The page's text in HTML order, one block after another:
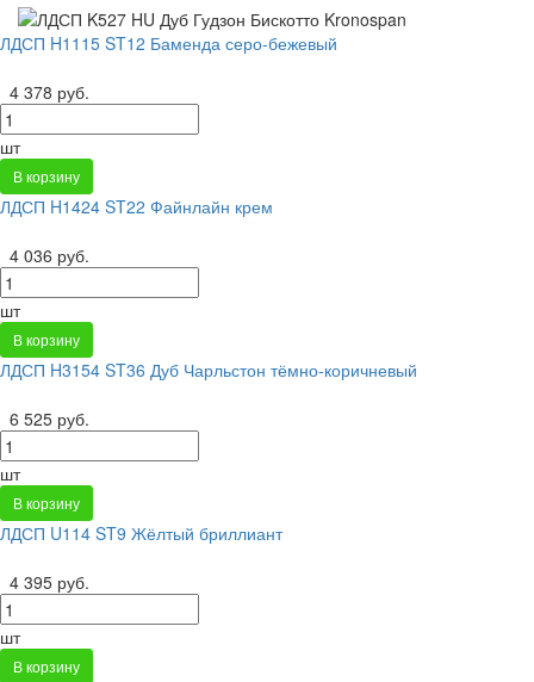
ЛДСП H1115 ST12 Баменда серо-бежевый
4 378 руб.
шт
В корзину
ЛДСП H1424 ST22 Файнлайн крем
4 036 руб.
шт
В корзину
ЛДСП H3154 ST36 Дуб Чарльстон тёмно-коричневый
6 525 руб.
шт
В корзину
ЛДСП U114 ST9 Жёлтый бриллиант
4 395 руб.
шт
В корзину